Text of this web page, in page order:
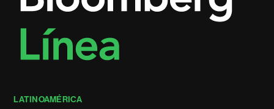
LATINOAMÉRICA